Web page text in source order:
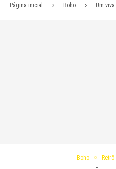
Página inicial Boho Um
Boho Retrô